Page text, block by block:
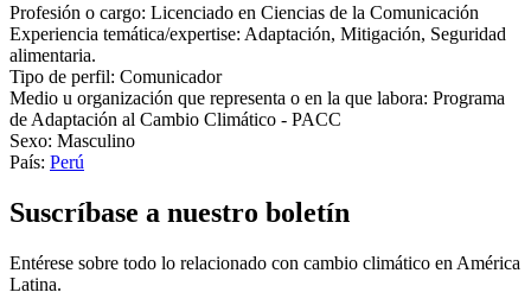
Profesión o cargo: Licenciado en Ciencias de la Comunicación
Experiencia temática/expertise: Adaptación, Mitigación, Seguridad
alimentaria.
Tipo de perfil: Comunicador
Medio u organización que representa o en la que labora: Programa
de Adaptación al Cambio Climático - PACC
Sexo: Masculino
País: Perú
Suscríbase a nuestro boletín
Entérese sobre todo lo relacionado con cambio climático en América
Latina.